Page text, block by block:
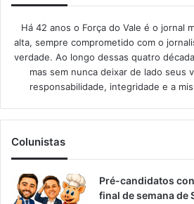
Há 42 anos o Força do Vale é o jornal
alta, sempre comprometido com o
verdade. Ao longo dessas quatro
mas sem nunca deixar de lado seus
responsabilidade, integridade e a
Colunistas
Pré-candidatos
final de semana de